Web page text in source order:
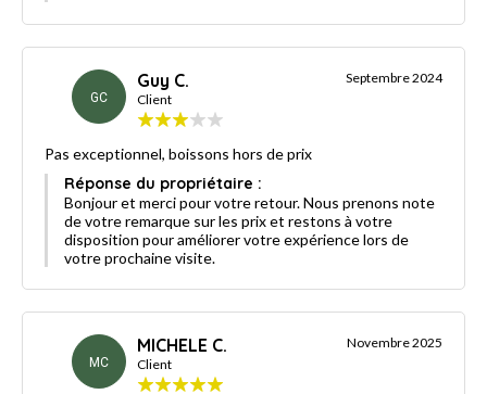
GC
Guy C.
Client
Septembre 2024
Pas exceptionnel, boissons hors de prix
Réponse du propriétaire :
Bonjour et merci pour votre retour. Nous prenons note
de votre remarque sur les prix et restons à votre
disposition pour améliorer votre expérience lors de
votre prochaine visite.
MC
MICHELE C.
Client
Novembre 2025